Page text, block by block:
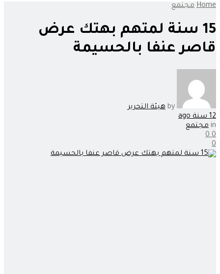
Home مجتمع
15 سنة لمتهم بهتك عرض
قاصر عنفا بالحسيمة
by هيئة التحرير
12 سنة ago
in مجتمع
0
0
0